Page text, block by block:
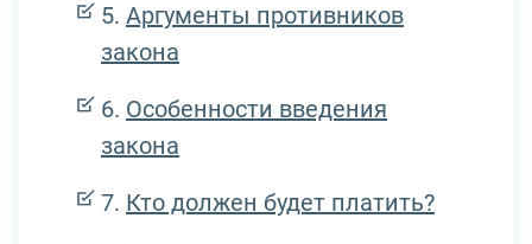
Аргументы противников
закона
Особенности введения
закона
Кто должен будет платить?